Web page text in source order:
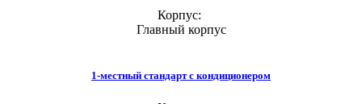
Корпус:
Главный корпус
1-местный стандарт с кондиционером